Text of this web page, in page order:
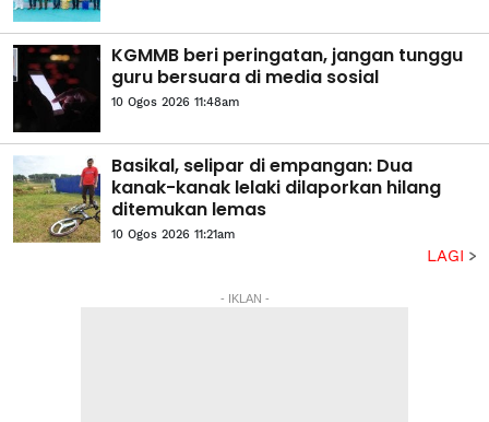
KGMMB beri peringatan, jangan tunggu
guru bersuara di media sosial
10 Ogos 2026 11:48am
Basikal, selipar di empangan: Dua
kanak-kanak lelaki dilaporkan hilang
ditemukan lemas
10 Ogos 2026 11:21am
LAGI
- IKLAN -